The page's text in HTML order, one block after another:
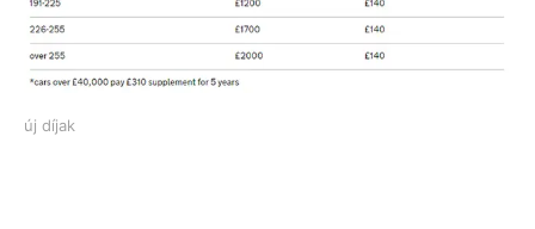
új díjak